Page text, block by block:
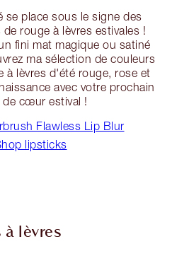
se place sous le signe des
rouge à lèvres estivales !
fini mat magique ou satiné
ma sélection de couleurs
à lèvres d'été rouge, rose et
avec votre prochain
de cœur estival !
Flawless Lip Blur
lipsticks
à lèvres